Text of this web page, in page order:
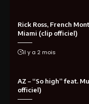
Rick Ross, French
Miami (clip officiel)
il y a 2 mois
AZ – “So high” feat.
officiel)